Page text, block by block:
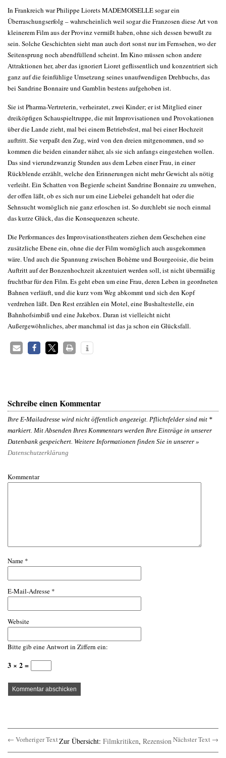
In Frankreich war Philippe Liorets MADEMOISELLE sogar ein
Überraschungserfolg – wahrscheinlich weil sogar die Franzosen diese Art von
kleinerem Film aus der Provinz vermißt haben, ohne sich dessen bewußt zu
sein. Solche Geschichten sieht man auch dort sonst nur im Fernsehen, wo der
Seitensprung noch abendfüllend scheint. Im Kino müssen schon andere
Attraktionen her, aber das ignoriert Lioret geflissentlich und konzentriert sich
ganz auf die feinfühlige Umsetzung seines unaufwendigen Drehbuchs, das
bei Sandrine Bonnaire und Gamblin bestens aufgehoben ist.
Sie ist Pharma-Vertreterin, verheiratet, zwei Kinder; er ist Mitglied einer
dreiköpfigen Schauspieltruppe, die mit Improvisationen und Provokationen
über die Lande zieht, mal bei einem Betriebsfest, mal bei einer Hochzeit
auftritt. Sie verpaßt den Zug, wird von den dreien mitgenommen, und so
kommen die beiden einander näher, als sie sich anfangs eingestehen wollen.
Das sind vierundzwanzig Stunden aus dem Leben einer Frau, in einer
Rückblende erzählt, welche den Erinnerungen nicht mehr Gewicht als nötig
verleiht. Ein Schatten von Begierde scheint Sandrine Bonnaire zu umwehen,
der offen läßt, ob es sich nur um eine Liebelei gehandelt hat oder die
Sehnsucht womöglich nie ganz erloschen ist. So durchlebt sie noch einmal
das kurze Glück, das die Konsequenzen scheute.
Die Performances des Improvisationstheaters ziehen dem Geschehen eine
zusätzliche Ebene ein, ohne die der Film womöglich auch ausgekommen
wäre. Und auch die Spannung zwischen Bohème und Bourgeoisie, die beim
Auftritt auf der Bonzenhochzeit akzentuiert werden soll, ist nicht übermäßig
fruchtbar für den Film. Es geht eben um eine Frau, deren Leben in geordneten
Bahnen verläuft, und die kurz vom Weg abkommt und sich den Kopf
verdrehen läßt. Den Rest erzählen ein Motel, eine Bushaltestelle, ein
Bahnhofsimbiß und eine Jukebox. Daran ist vielleicht nicht
Außergewöhnliches, aber manchmal ist das ja schon ein Glücksfall.
Schreibe einen Kommentar
Ihre E-Mailadresse wird nicht öffentlich angezeigt. Pflichtfelder sind mit *
markiert. Mit Absenden Ihres Kommentars werden Ihre Einträge in unserer
Datenbank gespeichert. Weitere Informationen finden Sie in unserer »
Datenschutzerklärung
Kommentar
Name *
E-Mail-Adresse *
Website
Bitte gib eine Antwort in Ziffern ein:
3 × 2 =
← Vorheriger TextZur Übersicht: Filmkritiken, RezensionNächster Text →